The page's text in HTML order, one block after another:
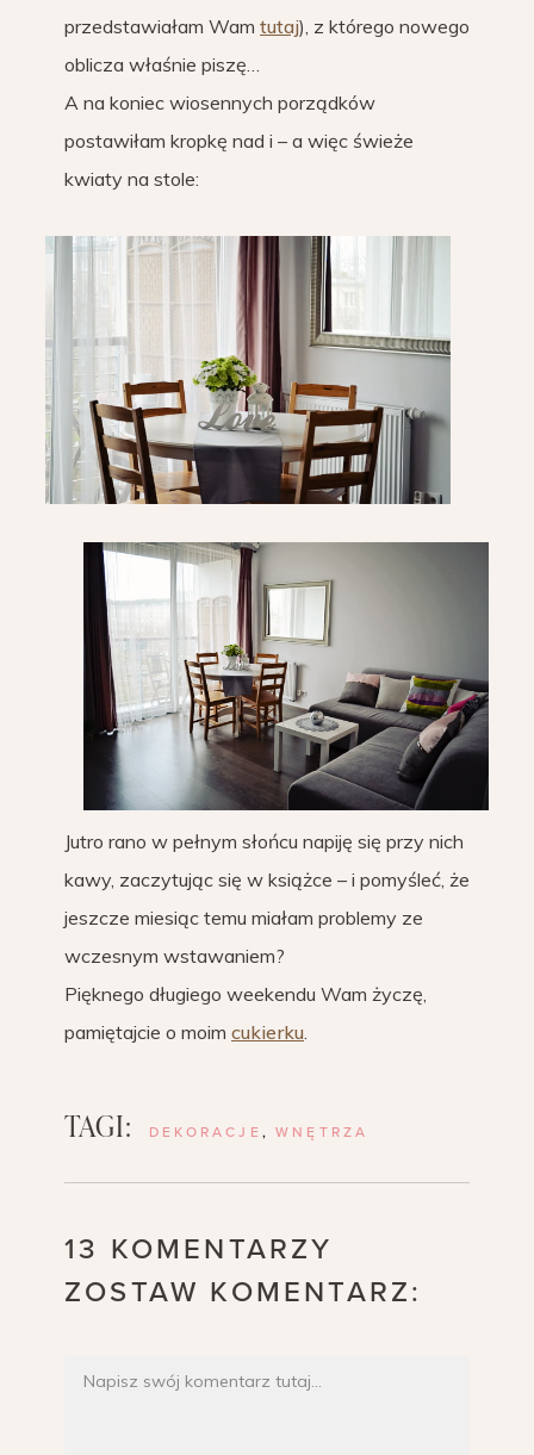
przedstawiałam Wam tutaj), z którego nowego
oblicza właśnie piszę…
A na koniec wiosennych porządków
postawiłam kropkę nad i – a więc świeże
kwiaty na stole:
Jutro rano w pełnym słońcu napiję się przy nich
kawy, zaczytując się w książce – i pomyśleć, że
jeszcze miesiąc temu miałam problemy ze
wczesnym wstawaniem?
Pięknego długiego weekendu Wam życzę,
pamiętajcie o moim cukierku.
TAGI: DEKORACJE , WNĘTRZA
13 KOMENTARZY
ZOSTAW KOMENTARZ: